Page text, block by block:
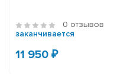
0 отзывов
заканчивается
11 950 ₽